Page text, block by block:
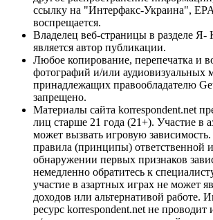
ссылку на "Интерфакс-Украина",
воспрещается.
Владелец веб-страницы в разделе Я-
является автор публикации.
Любое копирование, перепечатка и
фотографий и/или аудиовизуальных
принадлежащих правообладателю
запрещено.
Материалы сайта korrespondent.net
лиц старше 21 года (21+). Участие в
может вызвать игровую
правила (принципы) ответственной
обнаружении первых признаков
немедленно обратитесь к
участие в азартных играх не может
доходов или альтернативой работе.
ресурс korrespondent.net не